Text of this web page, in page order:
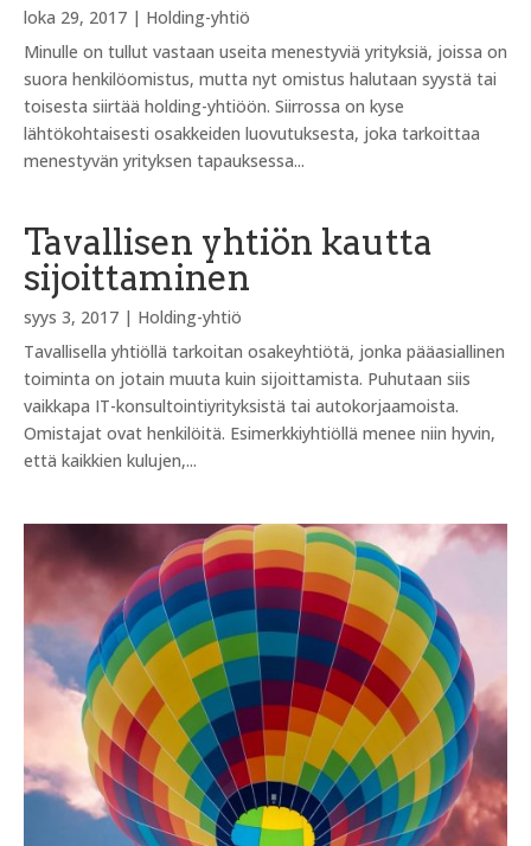
loka 29, 2017 | Holding-yhtiö
Minulle on tullut vastaan useita menestyviä yrityksiä, joissa on
suora henkilöomistus, mutta nyt omistus halutaan syystä tai
toisesta siirtää holding-yhtiöön. Siirrossa on kyse
lähtökohtaisesti osakkeiden luovutuksesta, joka tarkoittaa
menestyvän yrityksen tapauksessa...
Tavallisen yhtiön kautta
sijoittaminen
syys 3, 2017 | Holding-yhtiö
Tavallisella yhtiöllä tarkoitan osakeyhtiötä, jonka pääasiallinen
toiminta on jotain muuta kuin sijoittamista. Puhutaan siis
vaikkapa IT-konsultointiyrityksistä tai autokorjaamoista.
Omistajat ovat henkilöitä. Esimerkkiyhtiöllä menee niin hyvin,
että kaikkien kulujen,...